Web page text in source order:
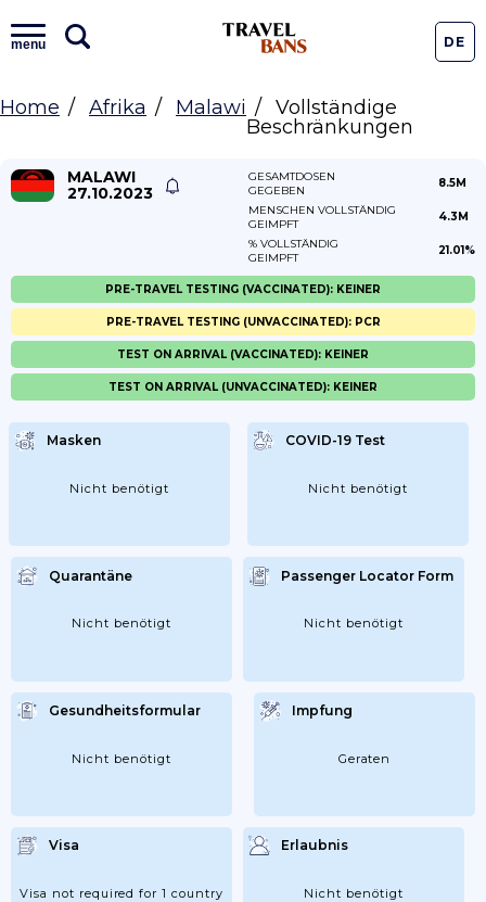
menu DE
Home Afrika Malawi
Vollständige
Beschränkungen
MALAWI
27.10.2023
GESAMTDOSEN
GEGEBEN
8.5M
MENSCHEN VOLLSTÄNDIG
GEIMPFT
4.3M
% VOLLSTÄNDIG
GEIMPFT
21.01%
Masken
Nicht benötigt
COVID-19 Test
Nicht benötigt
Quarantäne
Nicht benötigt
Passenger Locator Form
Nicht benötigt
Gesundheitsformular
Nicht benötigt
Impfung
Geraten
Visa
Visa not required for 1 country
Erlaubnis
Nicht benötigt
PRE-TRAVEL TESTING (VACCINATED): KEINER
PRE-TRAVEL TESTING (UNVACCINATED): PCR
TEST ON ARRIVAL (VACCINATED): KEINER
TEST ON ARRIVAL (UNVACCINATED): KEINER